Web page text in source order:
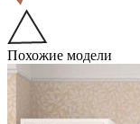
Похожие модели